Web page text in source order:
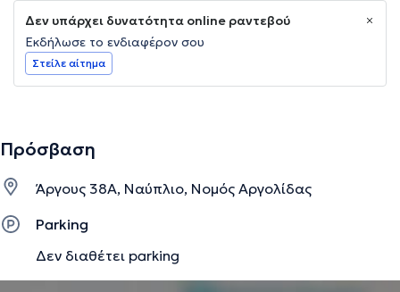
Δεν υπάρχει δυνατότητα online ραντεβού
Εκδήλωσε το ενδιαφέρον σου
Στείλε αίτημα
Πρόσβαση
Άργους 38Α, Ναύπλιο, Νομός Αργολίδας
Parking
Δεν διαθέτει parking